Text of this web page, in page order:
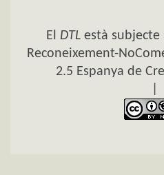
El DTLestà subjecte
Reconeixement-
2.5 Espanya de